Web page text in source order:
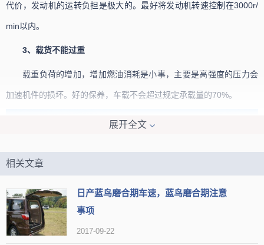
代价，发动机的运转负担是极大的。最好将发动机转速控制在3000r/
min以内。
3、载货不能过重
载重负荷的增加，增加燃油消耗是小事，主要是高强度的压力会
加速机件的损坏。好的保养，车载不会超过规定承载量的70%。
展开全文
相关文章
日产蓝鸟磨合期车速，蓝鸟磨合期注意
事项
2017-09-22